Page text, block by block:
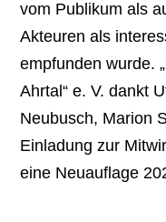
vom Publikum als
Akteuren als
empfunden wurde.
Ahrtal“ e. V. dankt
Neubusch, Marion
Einladung zur
eine Neuauflage